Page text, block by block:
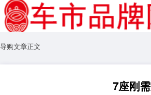
导购文章正文
7座刚